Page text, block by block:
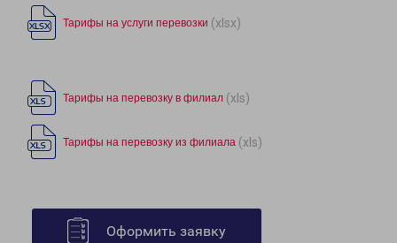
Тарифы на услуги перевозки (xlsx)
Тарифы на перевозку в филиал (xls)
Тарифы на перевозку из филиала (xls)
Оформить заявку